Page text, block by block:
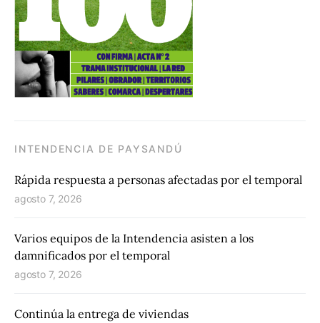
INTENDENCIA DE PAYSANDÚ
Rápida respuesta a personas afectadas por el temporal
agosto 7, 2026
Varios equipos de la Intendencia asisten a los
damnificados por el temporal
agosto 7, 2026
Continúa la entrega de viviendas